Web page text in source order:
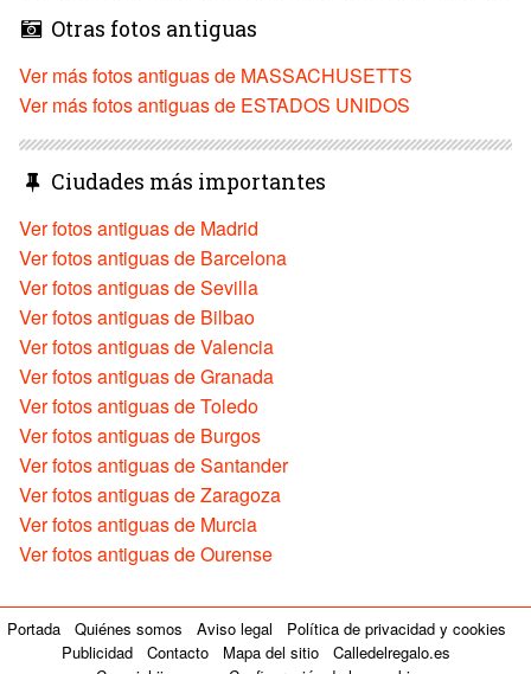
Otras fotos antiguas
Ver más fotos antiguas de MASSACHUSETTS
Ver más fotos antiguas de ESTADOS UNIDOS
Ciudades más importantes
Ver fotos antiguas de Madrid
Ver fotos antiguas de Barcelona
Ver fotos antiguas de Sevilla
Ver fotos antiguas de Bilbao
Ver fotos antiguas de Valencia
Ver fotos antiguas de Granada
Ver fotos antiguas de Toledo
Ver fotos antiguas de Burgos
Ver fotos antiguas de Santander
Ver fotos antiguas de Zaragoza
Ver fotos antiguas de Murcia
Ver fotos antiguas de Ourense
Portada Quiénes somos Aviso legal
Política de privacidad y cookies
Publicidad
Contacto Mapa del sitio
Calledelregalo.es